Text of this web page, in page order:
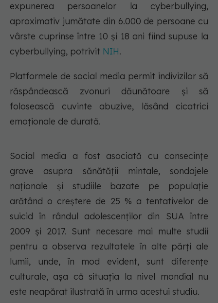
expunerea persoanelor la cyberbullying,
aproximativ jumătate din 6.000 de persoane cu
vârste cuprinse între 10 și 18 ani fiind supuse la
cyberbullying, potrivit NIH.
Platformele de social media permit indivizilor să
răspândească zvonuri dăunătoare și să
folosească cuvinte abuzive, lăsând cicatrici
emoționale de durată.
Social media a fost asociată cu consecințe
grave asupra sănătății mintale, sondajele
naționale și studiile bazate pe populație
arătând o creștere de 25 % a tentativelor de
suicid în rândul adolescenților din SUA între
2009 și 2017. Sunt necesare mai multe studii
pentru a observa rezultatele în alte părți ale
lumii, unde, în mod evident, sunt diferențe
culturale, așa că situația la nivel mondial nu
este neapărat ilustrată în urma acestui studiu.